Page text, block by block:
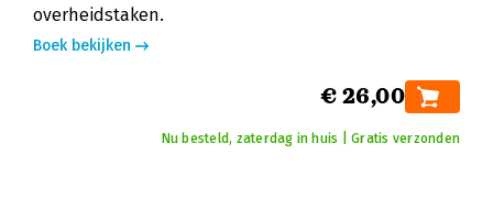
overheidstaken.
Boek bekijken
€ 26,00
Nu besteld, zaterdag in huis | Gratis verzonden